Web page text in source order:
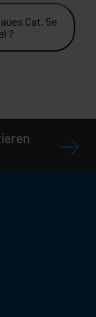
Cat. 5e
?